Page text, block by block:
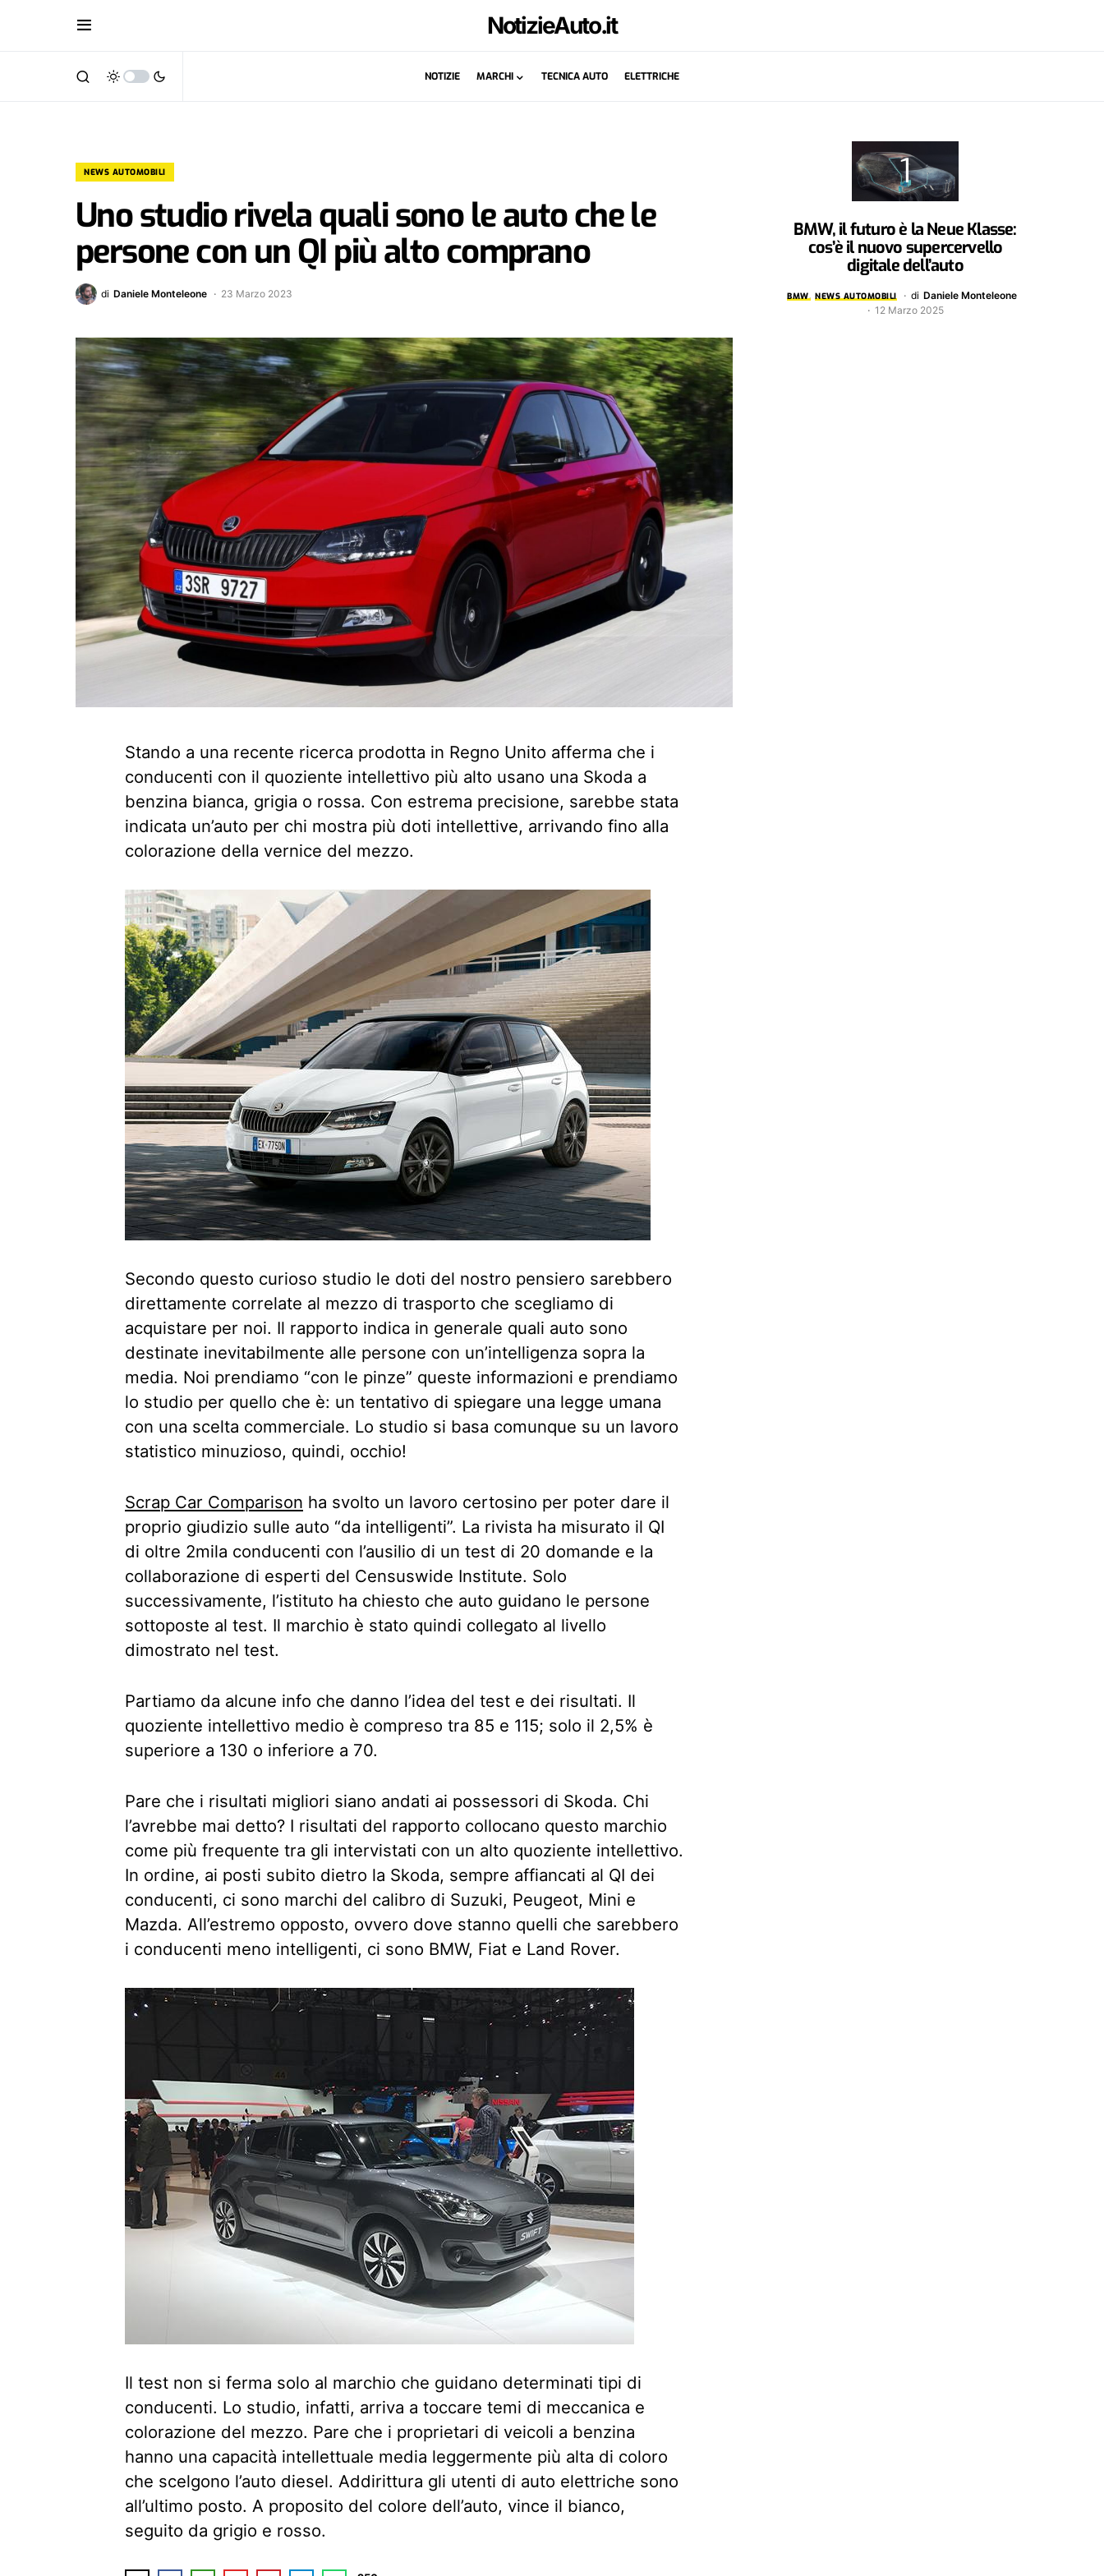
NotizieAuto.it
NOTIZIE MARCHI TECNICA AUTO ELETTRICHE
NEWS AUTOMOBILI
Uno studio rivela quali sono le auto che le
persone con un QI più alto comprano
di Daniele Monteleone 23 Marzo 2023
Stando a una recente ricerca prodotta in Regno Unito afferma che i
conducenti con il quoziente intellettivo più alto usano una Skoda a
benzina bianca, grigia o rossa. Con estrema precisione, sarebbe stata
indicata un’auto per chi mostra più doti intellettive, arrivando fino alla
colorazione della vernice del mezzo.
Secondo questo curioso studio le doti del nostro pensiero sarebbero
direttamente correlate al mezzo di trasporto che scegliamo di
acquistare per noi. Il rapporto indica in generale quali auto sono
destinate inevitabilmente alle persone con un’intelligenza sopra la
media. Noi prendiamo “con le pinze” queste informazioni e prendiamo
lo studio per quello che è: un tentativo di spiegare una legge umana
con una scelta commerciale. Lo studio si basa comunque su un lavoro
statistico minuzioso, quindi, occhio!
Scrap Car Comparison ha svolto un lavoro certosino per poter dare il
proprio giudizio sulle auto “da intelligenti”. La rivista ha misurato il QI
di oltre 2mila conducenti con l’ausilio di un test di 20 domande e la
collaborazione di esperti del Censuswide Institute. Solo
successivamente, l’istituto ha chiesto che auto guidano le persone
sottoposte al test. Il marchio è stato quindi collegato al livello
dimostrato nel test.
Partiamo da alcune info che danno l’idea del test e dei risultati. Il
quoziente intellettivo medio è compreso tra 85 e 115; solo il 2,5% è
superiore a 130 o inferiore a 70.
Pare che i risultati migliori siano andati ai possessori di Skoda. Chi
l’avrebbe mai detto? I risultati del rapporto collocano questo marchio
come più frequente tra gli intervistati con un alto quoziente intellettivo.
In ordine, ai posti subito dietro la Skoda, sempre affiancati al QI dei
conducenti, ci sono marchi del calibro di Suzuki, Peugeot, Mini e
Mazda. All’estremo opposto, ovvero dove stanno quelli che sarebbero
i conducenti meno intelligenti, ci sono BMW, Fiat e Land Rover.
Il test non si ferma solo al marchio che guidano determinati tipi di
conducenti. Lo studio, infatti, arriva a toccare temi di meccanica e
colorazione del mezzo. Pare che i proprietari di veicoli a benzina
hanno una capacità intellettuale media leggermente più alta di coloro
che scelgono l’auto diesel. Addirittura gli utenti di auto elettriche sono
all’ultimo posto. A proposito del colore dell’auto, vince il bianco,
seguito da grigio e rosso.
BMW, il futuro è la Neue Klasse:
cos’è il nuovo supercervello
digitale dell’auto
BMW NEWS AUTOMOBILI di Daniele Monteleone
12 Marzo 2025